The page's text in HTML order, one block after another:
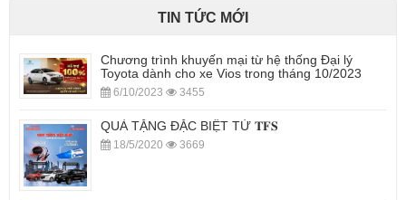
TIN TỨC MỚI
Chương trình khuyến mại từ hệ thống Đại lý
Toyota dành cho xe Vios trong tháng 10/2023
6/10/2023 3455
QUÀ TẶNG ĐẶC BIỆT TỪ 𝐓𝐅𝐒
18/5/2020 3669